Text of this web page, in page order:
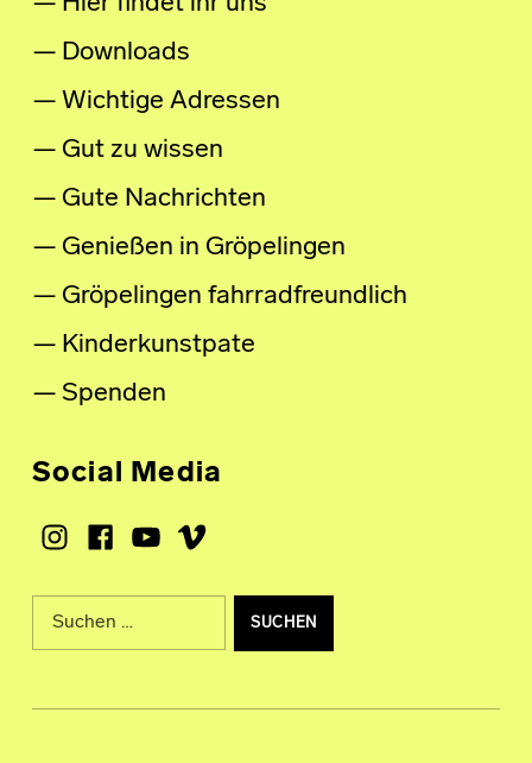
Downloads
Wichtige Adressen
Gut zu wissen
Gute Nachrichten
Genießen in Gröpelingen
Gröpelingen fahrradfreundlich
Kinderkunstpate
Spenden
Social Media
Instagram
Facebook
Youtube
Vimeo
Suche nach: